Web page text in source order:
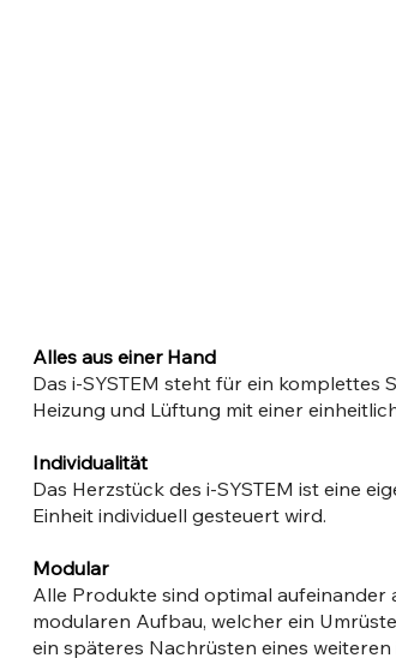
Alles aus einer Hand
Das i-SYSTEM steht für ein komplettes
Heizung und Lüftung mit einer
Individualität
Das Herzstück des i-SYSTEM ist eine
Einheit individuell gesteuert wird.
Modular
Alle Produkte sind optimal aufeinander
modularen Aufbau, welcher ein
ein späteres Nachrüsten eines